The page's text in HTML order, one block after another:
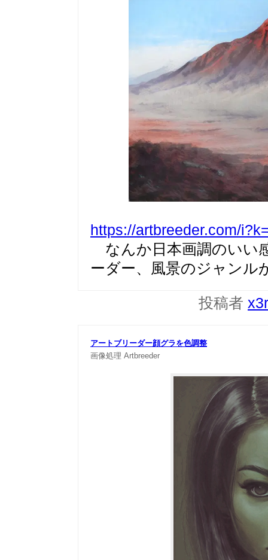
https://artbreeder.com/
なんか日本画調のいい
ーダー、風景のジャンル
投稿者
アートブリーダー顔グラを色調整
画像処理 Artbreeder